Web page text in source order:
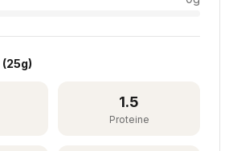
(25g)
1.5
Proteine